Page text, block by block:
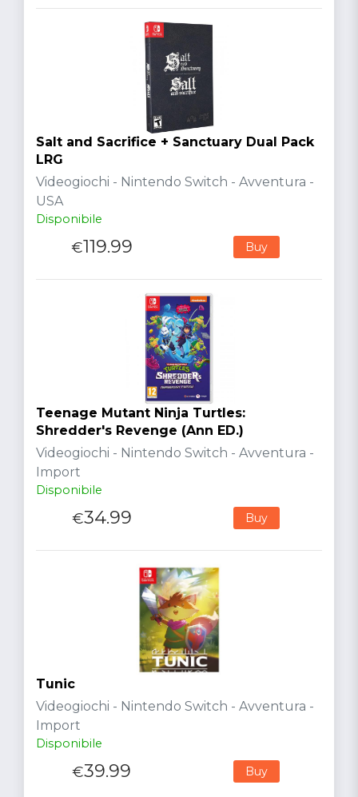
Salt and Sacrifice + Sanctuary Dual Pack
LRG
Videogiochi - Nintendo Switch - Avventura -
USA
Disponibile
€119.99 Buy
Teenage Mutant Ninja Turtles:
Shredder's Revenge (Ann ED.)
Videogiochi - Nintendo Switch - Avventura -
Import
Disponibile
€34.99 Buy
Tunic
Videogiochi - Nintendo Switch - Avventura -
Import
Disponibile
€39.99 Buy